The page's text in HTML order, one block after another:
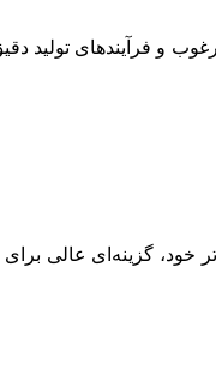
و فرآیندهای تولید
گزینه‌ای عالی